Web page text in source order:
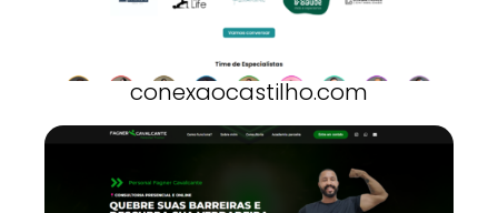
conexaocastilho.com